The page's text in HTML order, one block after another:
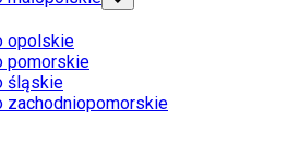
Child
opolskie
pomorskie
śląskie
zachodniopomorskie